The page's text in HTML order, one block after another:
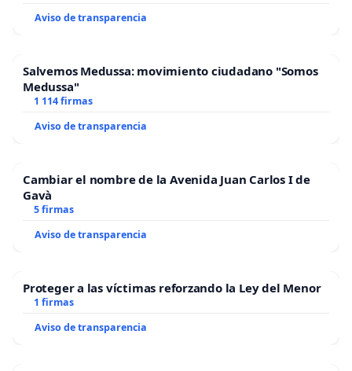
Aviso de transparencia
Salvemos Medussa: movimiento ciudadano "Somos
Medussa"
1 114 firmas
Aviso de transparencia
Cambiar el nombre de la Avenida Juan Carlos I de
Gavà
5 firmas
Aviso de transparencia
Proteger a las víctimas reforzando la Ley del Menor
1 firmas
Aviso de transparencia